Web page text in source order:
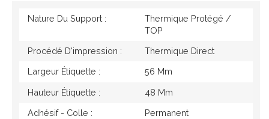
Nature Du Support :
Thermique Protégé /
TOP
Procédé D'impression : Thermique Direct
Largeur Étiquette : 56 Mm
Hauteur Étiquette : 48 Mm
Adhésif - Colle : Permanent